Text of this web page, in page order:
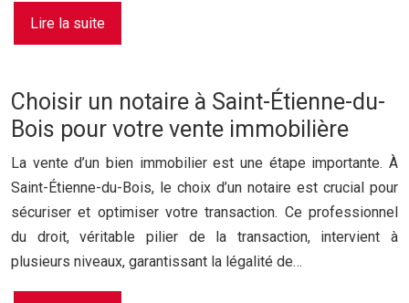
Lire la suite
Choisir un notaire à Saint-Étienne-du-
Bois pour votre vente immobilière
La vente d’un bien immobilier est une étape importante. À
Saint-Étienne-du-Bois, le choix d’un notaire est crucial pour
sécuriser et optimiser votre transaction. Ce professionnel
du droit, véritable pilier de la transaction, intervient à
plusieurs niveaux, garantissant la légalité de…